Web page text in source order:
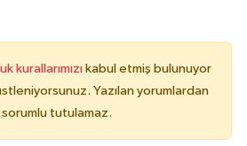
kurallarımızı kabul etmiş bulunuyor
Yazılan yorumlardan
tutulamaz.